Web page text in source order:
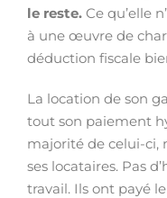
le reste. Ce qu’elle
à une œuvre de
déduction fiscale
La location de son
tout son paiement
majorité de celui-ci,
ses locataires. Pas
travail. Ils ont payé